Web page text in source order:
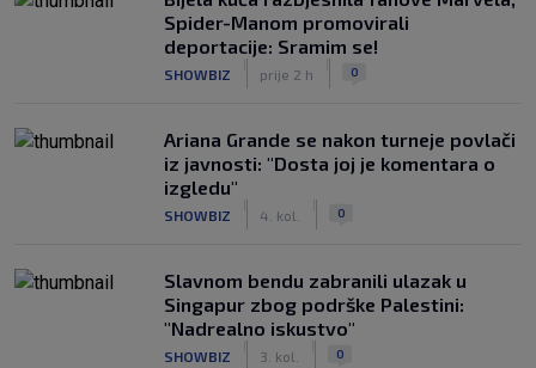
Spider-Manom promovirali
deportacije: Sramim se!
SHOWBIZ prije 2 h 0
Ariana Grande se nakon turneje povlači
iz javnosti: "Dosta joj je komentara o
izgledu"
SHOWBIZ 4. kol. 0
Slavnom bendu zabranili ulazak u
Singapur zbog podrške Palestini:
"Nadrealno iskustvo"
SHOWBIZ 3. kol. 0